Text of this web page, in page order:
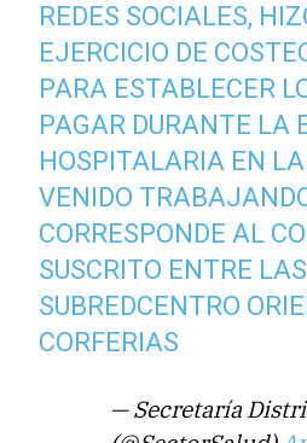
REDES SOCIALES,
EJERCICIO DE
PARA ESTABLECER
PAGAR DURANTE LA
HOSPITALARIA EN
VENIDO
CORRESPONDE AL
SUSCRITO ENTRE LAS
SUBREDCENTRO
CORFERIAS
— Secretaría